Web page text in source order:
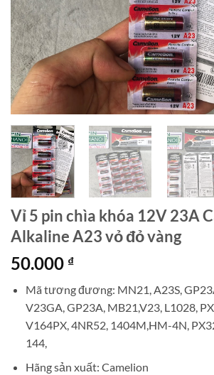
Vỉ 5 pin chìa khóa 12V 23A
Alkaline A23 vỏ đỏ vàng
50.000 ₫
Mã tương đương: MN21, A23S,
V23GA, GP23A, MB21,V23, L1028,
V164PX, 4NR52, 1404M,HM-4N,
144,
Hãng sản xuất: Camelion